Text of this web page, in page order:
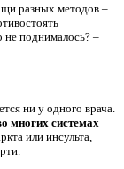
разных методов –
поднималось? –
ни у одного врача.
многих системах
или инсульта,